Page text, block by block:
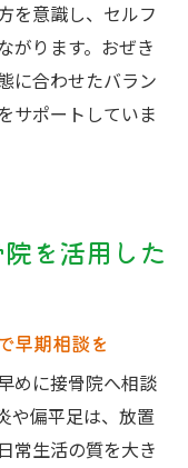
を意識し、セルフ
がります。おぜき
に合わせたバラン
サポートしていま
を活用した
早期相談を
めに接骨院へ相談
や偏平足は、放置
常生活の質を大き